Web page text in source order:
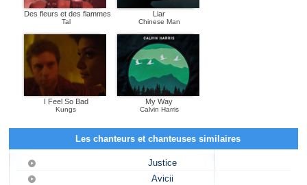
Des fleurs et des flammes
Tal
Liar
Chinese Man
I Feel So Bad
Kungs
My Way
Calvin Harris
Les chanteurs et chanteuses similaires
Justice
Avicii